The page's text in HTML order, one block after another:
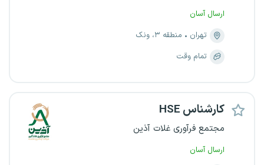
ارسال آسان
تهران
منطقه ۳، ونک
تمام وقت
کارشناس HSE
مجتمع فرآوری غلات آذین
ارسال آسان